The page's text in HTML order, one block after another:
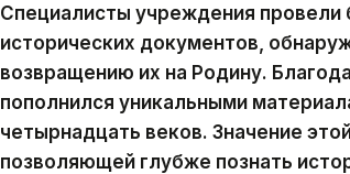
Специалисты учреждения
исторических документов,
возвращению их на Родину.
пополнился уникальными
четырнадцать веков. Значение
позволяющей глубже познать